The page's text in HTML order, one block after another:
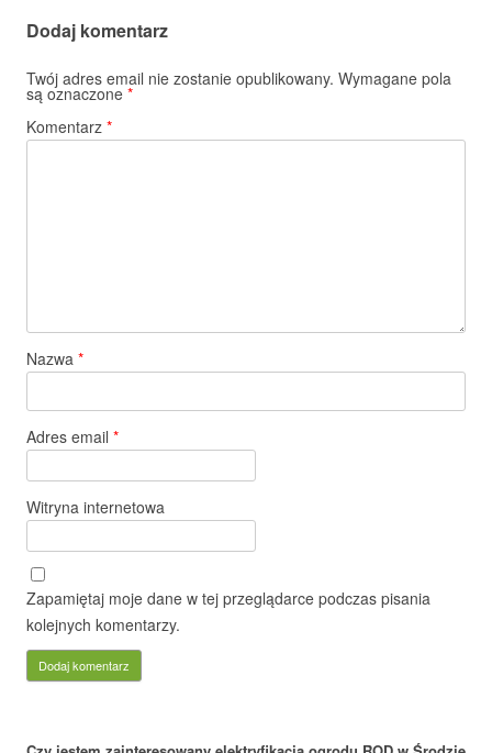
Dodaj komentarz
Twój adres email nie zostanie opublikowany. Wymagane pola
są oznaczone *
Komentarz *
Nazwa *
Adres email *
Witryna internetowa
Zapamiętaj moje dane w tej przeglądarce podczas pisania
kolejnych komentarzy.